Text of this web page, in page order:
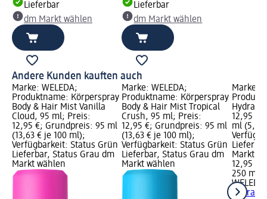
Lieferbar
dm Markt wählen
Lieferbar
dm Markt wählen
Andere Kunden kauften auch
Marke: WELEDA;
Produktname: Körperspray
Body & Hair Mist Vanilla
Cloud, 95 ml; Preis:
12,95 €; Grundpreis: 95 ml
(13,63 € je 100 ml);
Verfügbarkeit: Status Grün
Lieferbar, Status Grau dm
Markt wählen
Marke: WELEDA;
Produktname: Körperspray
Body & Hair Mist Tropical
Crush, 95 ml; Preis:
12,95 €; Grundpreis: 95 ml
(13,63 € je 100 ml);
Verfügbarkeit: Status Grün
Lieferbar, Status Grau dm
Markt wählen
Marke:
12,95 €;
ml (5,18
Markt
12,95 €
250 ml
WELEDA